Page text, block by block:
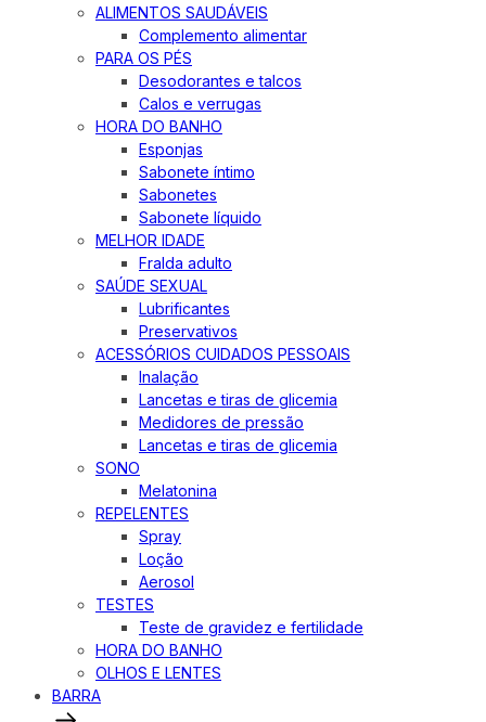
ALIMENTOS SAUDÁVEIS
Complemento alimentar
PARA OS PÉS
Desodorantes e talcos
Calos e verrugas
HORA DO BANHO
Esponjas
Sabonete íntimo
Sabonetes
Sabonete líquido
MELHOR IDADE
Fralda adulto
SAÚDE SEXUAL
Lubrificantes
Preservativos
ACESSÓRIOS CUIDADOS PESSOAIS
Inalação
Lancetas e tiras de glicemia
Medidores de pressão
Lancetas e tiras de glicemia
SONO
Melatonina
REPELENTES
Spray
Loção
Aerosol
TESTES
Teste de gravidez e fertilidade
HORA DO BANHO
OLHOS E LENTES
BARRA